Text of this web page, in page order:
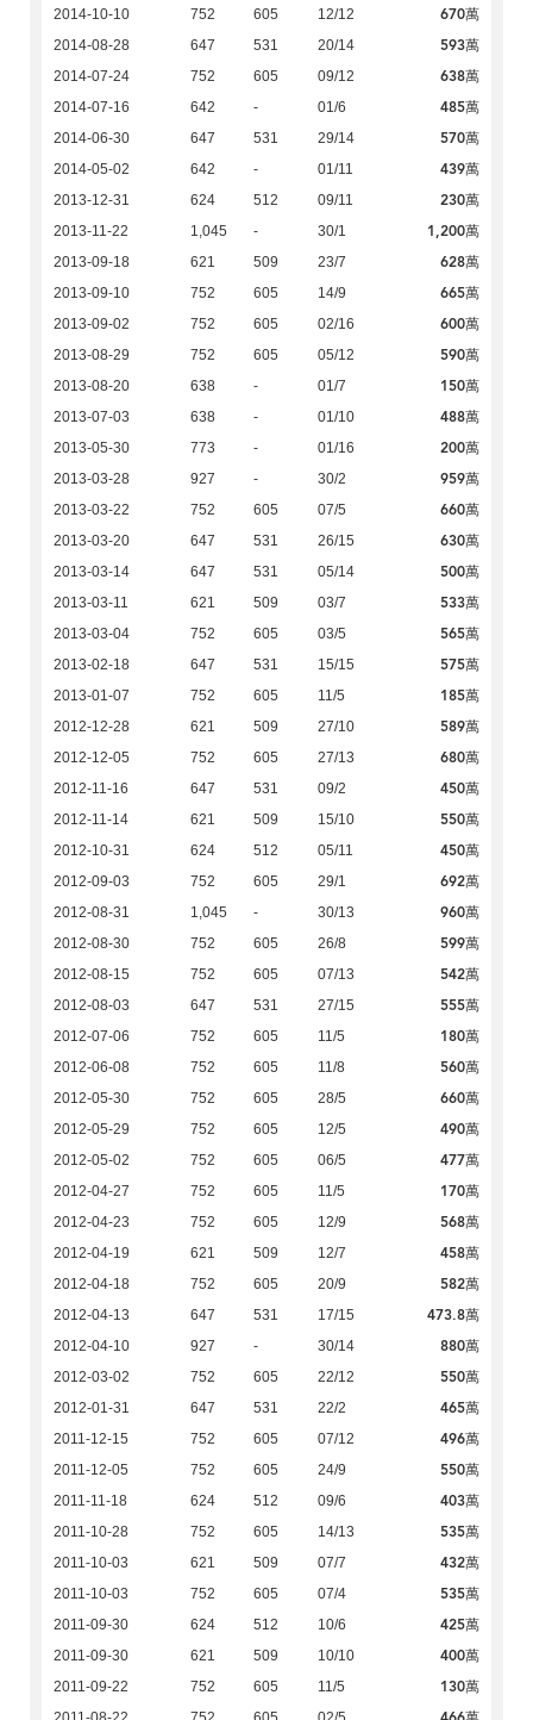
2014-10-10 752 605 12/12 670萬
2014-08-28 647 531 20/14 593萬
2014-07-24 752 605 09/12 638萬
2014-07-16 642 - 01/6 485萬
2014-06-30 647 531 29/14 570萬
2014-05-02 642 - 01/11 439萬
2013-12-31 624 512 09/11 230萬
2013-11-22 1,045 - 30/1 1,200萬
2013-09-18 621 509 23/7 628萬
2013-09-10 752 605 14/9 665萬
2013-09-02 752 605 02/16 600萬
2013-08-29 752 605 05/12 590萬
2013-08-20 638 - 01/7 150萬
2013-07-03 638 - 01/10 488萬
2013-05-30 773 - 01/16 200萬
2013-03-28 927 - 30/2 959萬
2013-03-22 752 605 07/5 660萬
2013-03-20 647 531 26/15 630萬
2013-03-14 647 531 05/14 500萬
2013-03-11 621 509 03/7 533萬
2013-03-04 752 605 03/5 565萬
2013-02-18 647 531 15/15 575萬
2013-01-07 752 605 11/5 185萬
2012-12-28 621 509 27/10 589萬
2012-12-05 752 605 27/13 680萬
2012-11-16 647 531 09/2 450萬
2012-11-14 621 509 15/10 550萬
2012-10-31 624 512 05/11 450萬
2012-09-03 752 605 29/1 692萬
2012-08-31 1,045 - 30/13 960萬
2012-08-30 752 605 26/8 599萬
2012-08-15 752 605 07/13 542萬
2012-08-03 647 531 27/15 555萬
2012-07-06 752 605 11/5 180萬
2012-06-08 752 605 11/8 560萬
2012-05-30 752 605 28/5 660萬
2012-05-29 752 605 12/5 490萬
2012-05-02 752 605 06/5 477萬
2012-04-27 752 605 11/5 170萬
2012-04-23 752 605 12/9 568萬
2012-04-19 621 509 12/7 458萬
2012-04-18 752 605 20/9 582萬
2012-04-13 647 531 17/15 473.8萬
2012-04-10 927 - 30/14 880萬
2012-03-02 752 605 22/12 550萬
2012-01-31 647 531 22/2 465萬
2011-12-15 752 605 07/12 496萬
2011-12-05 752 605 24/9 550萬
2011-11-18 624 512 09/6 403萬
2011-10-28 752 605 14/13 535萬
2011-10-03 621 509 07/7 432萬
2011-10-03 752 605 07/4 535萬
2011-09-30 624 512 10/6 425萬
2011-09-30 621 509 10/10 400萬
2011-09-22 752 605 11/5 130萬